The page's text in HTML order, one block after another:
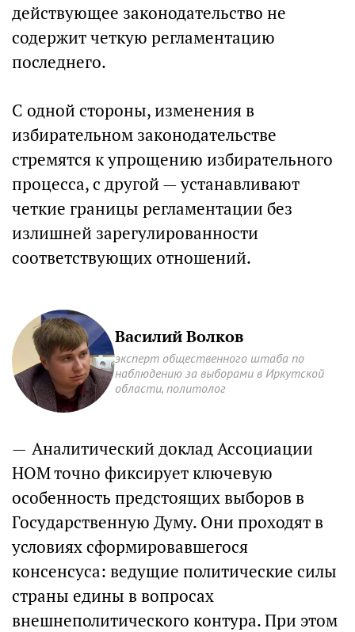
действующее законодательство не
содержит четкую регламентацию
последнего.
С одной стороны, изменения в
избирательном законодательстве
стремятся к упрощению избирательного
процесса, с другой — устанавливают
четкие границы регламентации без
излишней зарегулированности
соответствующих отношений.
Василий Волков
эксперт общественного штаба по
наблюдению за выборами в Иркутской
области, политолог
— Аналитический доклад Ассоциации
НОМ точно фиксирует ключевую
особенность предстоящих выборов в
Государственную Думу. Они проходят в
условиях сформировавшегося
консенсуса: ведущие политические силы
страны едины в вопросах
внешнеполитического контура. При этом